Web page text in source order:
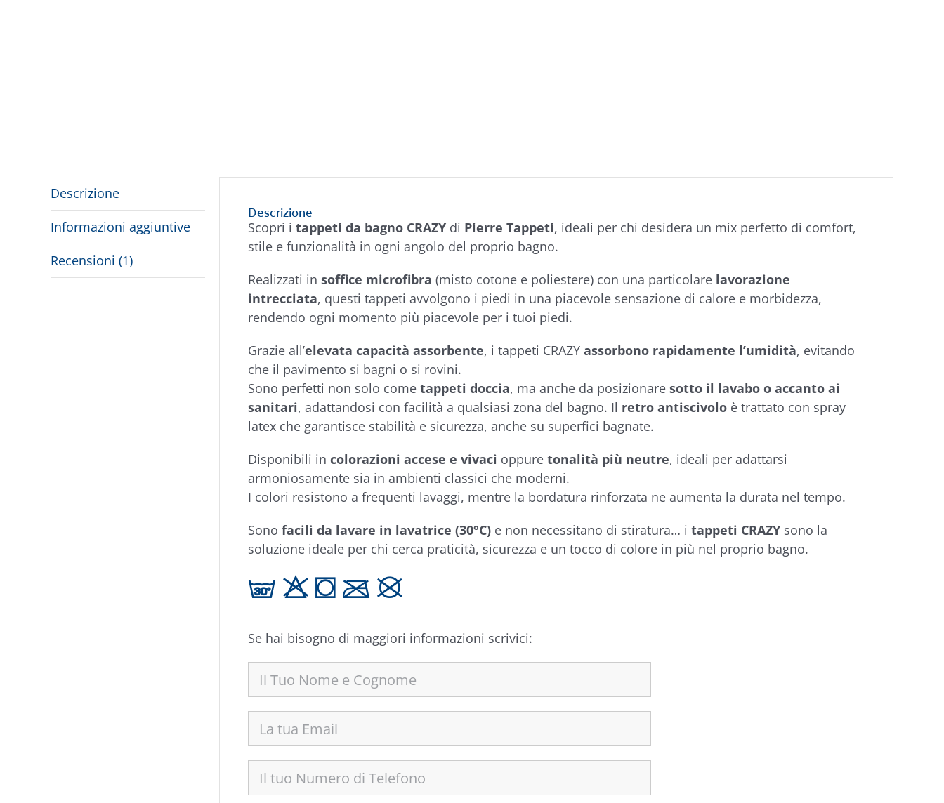
Descrizione
Informazioni aggiuntive
Recensioni (1)
Descrizione
Scopri i tappeti da bagno CRAZYdi Pierre Tappeti, ideali per chi desidera un mix perfetto di comfort,
stile e funzionalità in ogni angolo del proprio bagno.
Realizzati in soffice microfibra (misto cotone e poliestere) con una particolare lavorazione
intrecciata, questi tappeti avvolgono i piedi in una piacevole sensazione di calore e morbidezza,
rendendo ogni momento più piacevole per i tuoi piedi.
Grazie all’elevata capacità assorbente, i tappeti CRAZY assorbono rapidamente l’umidità, evitando
che il pavimento si bagni o si rovini.
Sono perfetti non solo come tappeti doccia, ma anche da posizionare sotto il lavabo o accanto ai
sanitari, adattandosi con facilità a qualsiasi zona del bagno. Il retro antiscivoloè trattato con spray
latex che garantisce stabilità e sicurezza, anche su superfici bagnate.
Disponibili in colorazioni accese e vivaci oppure tonalità più neutre, ideali per adattarsi
armoniosamente sia in ambienti classici che moderni.
I colori resistono a frequenti lavaggi, mentre la bordatura rinforzata ne aumenta la durata nel tempo.
Sono facili da lavare in lavatrice (30°C)e non necessitano di stiratura… i tappeti CRAZYsono la
soluzione ideale per chi cerca praticità, sicurezza e un tocco di colore in più nel proprio bagno.
g H T C K
Se hai bisogno di maggiori informazioni scrivici: